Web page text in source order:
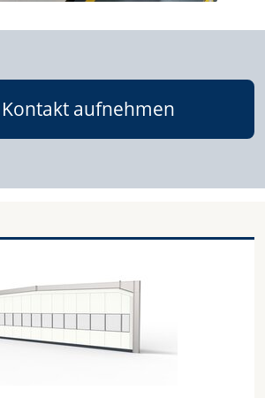
Kontakt aufnehmen